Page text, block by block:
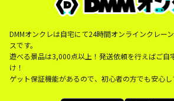
DMMオンクレは自宅にて24時間オンラインクレー
スです。
遊べる景品は3,000点以上！発送依頼を行えばご自
け！
ゲット保証機能があるので、初心者の方でも安心し